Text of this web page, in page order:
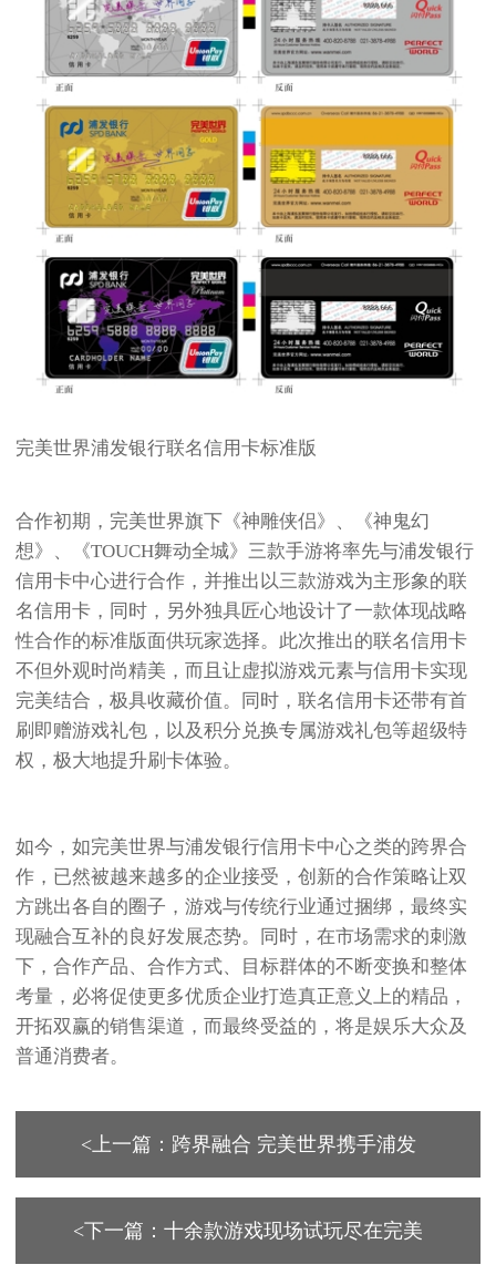
完美世界浦发银行联名信用卡标准版
合作初期，完美世界旗下《神雕侠侣》、《神鬼幻
想》、《TOUCH舞动全城》三款手游将率先与浦发银行
信用卡中心进行合作，并推出以三款游戏为主形象的联
名信用卡，同时，另外独具匠心地设计了一款体现战略
性合作的标准版面供玩家选择。此次推出的联名信用卡
不但外观时尚精美，而且让虚拟游戏元素与信用卡实现
完美结合，极具收藏价值。同时，联名信用卡还带有首
刷即赠游戏礼包，以及积分兑换专属游戏礼包等超级特
权，极大地提升刷卡体验。
如今，如完美世界与浦发银行信用卡中心之类的跨界合
作，已然被越来越多的企业接受，创新的合作策略让双
方跳出各自的圈子，游戏与传统行业通过捆绑，最终实
现融合互补的良好发展态势。同时，在市场需求的刺激
下，合作产品、合作方式、目标群体的不断变换和整体
考量，必将促使更多优质企业打造真正意义上的精品，
开拓双赢的销售渠道，而最终受益的，将是娱乐大众及
普通消费者。
<上一篇：跨界融合 完美世界携手浦发
<下一篇：十余款游戏现场试玩尽在完美